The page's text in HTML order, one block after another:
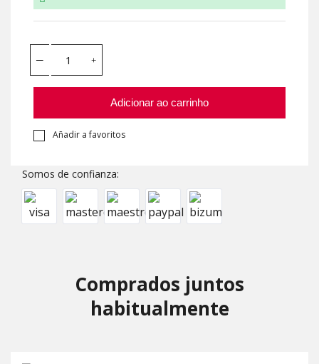
Adicionar ao carrinho
Añadir a favoritos
Somos de confianza:
Comprados juntos
habitualmente